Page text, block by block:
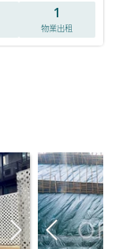
1
物業出租